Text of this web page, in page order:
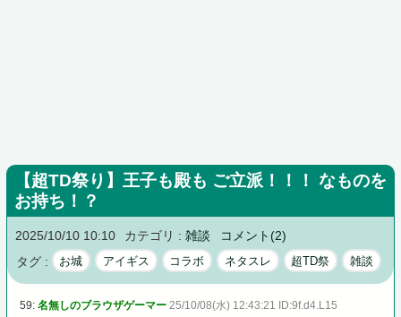
【超TD祭り】王子も殿も ご立派！！！ なものを
お持ち！？
2025/10/10 10:10 カテゴリ :雑談
コメント(2)
タグ :
お城 アイギス コラボ ネタスレ 超TD祭 雑談
59:名無しのブラウザゲーマー 25/10/08(水) 12:43:21 ID:9f.d4.L15